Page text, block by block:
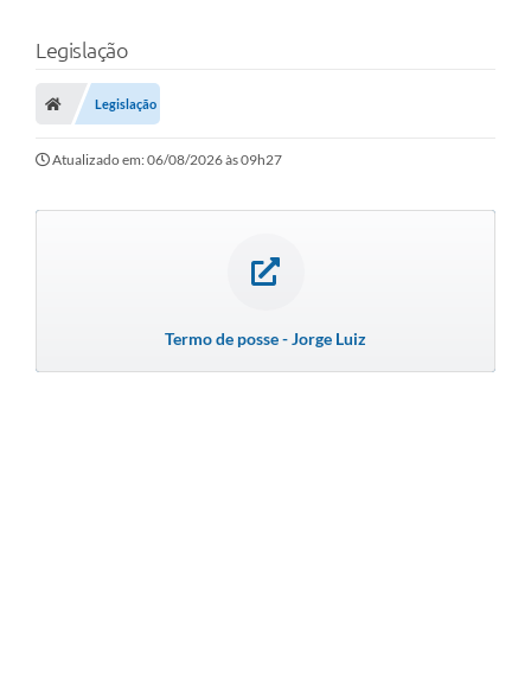
A Cidade
A Prefeitura
Secretarias
Tecnologia da Informação e Proteção de Dados
Legislação
Legislação
Atualizado em: 06/08/2026 às 09h27
Termo de posse - Jorge Luiz